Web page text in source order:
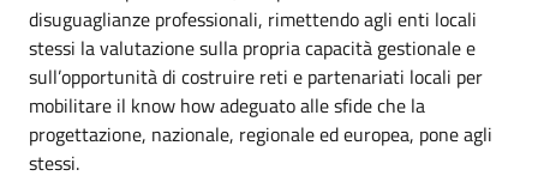
disuguaglianze professionali, rimettendo agli enti locali
stessi la valutazione sulla propria capacità gestionale e
sull’opportunità di costruire reti e partenariati locali per
mobilitare il know how adeguato alle sfide che la
progettazione, nazionale, regionale ed europea, pone agli
stessi.